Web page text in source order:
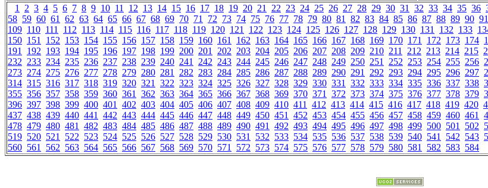
1 2 3 4 5 6 7 8 9 10 11 12 13 14 15 16 17 18 19 20 21 22 23 24 25 26 27 28 29 30 31 32 33 34 35 36
58 59 60 61 62 63 64 65 66 67 68 69 70 71 72 73 74 75 76 77 78 79 80 81 82 83 84 85 86 87 88 89 90 91
109 110 111 112 113 114 115 116 117 118 119 120 121 122 123 124 125 126 127 128 129 130 131 132 133
150 151 152 153 154 155 156 157 158 159 160 161 162 163 164 165 166 167 168 169 170 171 172 173 174
191 192 193 194 195 196 197 198 199 200 201 202 203 204 205 206 207 208 209 210 211 212 213 214 215
232 233 234 235 236 237 238 239 240 241 242 243 244 245 246 247 248 249 250 251 252 253 254 255 256
273 274 275 276 277 278 279 280 281 282 283 284 285 286 287 288 289 290 291 292 293 294 295 296 297
314 315 316 317 318 319 320 321 322 323 324 325 326 327 328 329 330 331 332 333 334 335 336 337 338
355 356 357 358 359 360 361 362 363 364 365 366 367 368 369 370 371 372 373 374 375 376 377 378 379
396 397 398 399 400 401 402 403 404 405 406 407 408 409 410 411 412 413 414 415 416 417 418 419 420
437 438 439 440 441 442 443 444 445 446 447 448 449 450 451 452 453 454 455 456 457 458 459 460 461
478 479 480 481 482 483 484 485 486 487 488 489 490 491 492 493 494 495 496 497 498 499 500 501 502
519 520 521 522 523 524 525 526 527 528 529 530 531 532 533 534 535 536 537 538 539 540 541 542 543
560 561 562 563 564 565 566 567 568 569 570 571 572 573 574 575 576 577 578 579 580 581 582 583 584